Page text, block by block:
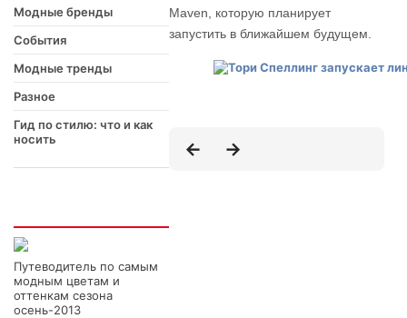
Модные бренды
События
Модные тренды
Разное
Гид по стилю: что и как
носить
Путеводитель по самым
модным цветам и
оттенкам сезона
осень-2013
Maven, которую планирует
запустить в ближайшем будущем.